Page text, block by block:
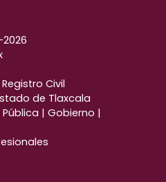
Civil
de Tlaxcala
| Gobierno |